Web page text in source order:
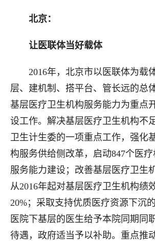
北京：
让医联体当好载体
2016年，北京市以医联体为载
层、建机制、搭平台、管长远的总
基层医疗卫生机构服务能力为重点
设工作。解决基层医疗卫生机构不
卫生计生委的一项重点工作，强化
构服务供给侧改革，启动847个医
服务能力建设；改善基层医疗卫生
从2016年起对基层医疗卫生机构绩
20%；采取支持优质医疗资源下沉
医院下基层的医生给予本院同期同
待遇，政府适当予以补助。重点推